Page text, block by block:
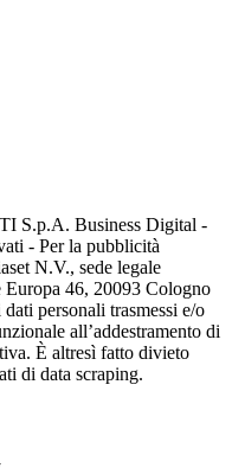
S.p.A. Business Digital -
- Per la pubblicità
N.V., sede legale
46, 20093 Cologno
personali trasmessi e/o
all’addestramento di
È altresì fatto divieto
di data scraping.